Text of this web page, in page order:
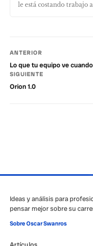
le está costando trabajo
ANTERIOR
Lo que tu equipo ve
SIGUIENTE
Orion 1.0
Ideas y análisis para
pensar mejor sobre su
Sobre Oscar Swanros